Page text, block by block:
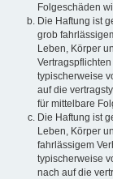
Folgeschäden
Die Haftung ist
grob
Leben, Körper
typischerweise
auf die
für mittelbare
Die Haftung ist
Leben, Körper
fahrlässigem
typischerweise
nach auf die